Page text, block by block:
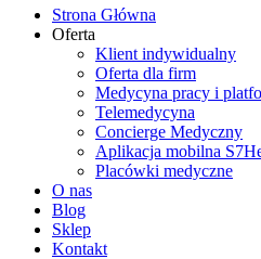
Strona Główna
Oferta
Klient indywidualny
Oferta dla firm
Medycyna pracy i
Telemedycyna
Concierge Medyczny
Aplikacja mobilna
Placówki medyczne
O nas
Blog
Sklep
Kontakt